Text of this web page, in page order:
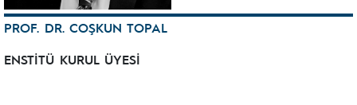
PROF. DR. COŞKUN TOPAL
ENSTİTÜ KURUL ÜYESİ